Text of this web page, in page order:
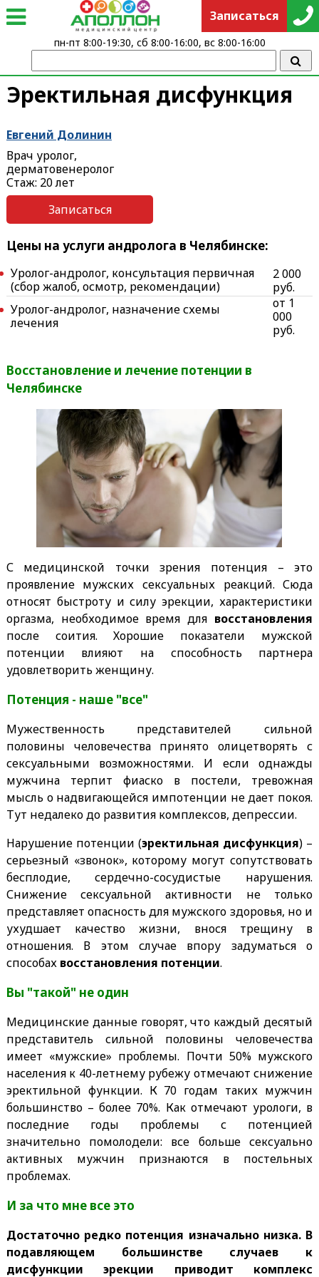
Эректильная дисфункция
Евгений Долинин
Врач уролог,
дерматовенеролог
Стаж: 20 лет
Записаться
Цены на услуги андролога в Челябинске:
Уролог-андролог, консультация первичная
(сбор жалоб, осмотр, рекомендации)
2 000
руб.
Уролог-андролог, назначение схемы
лечения
от 1
000
руб.
Восстановление и лечение потенции в
Челябинске
С медицинской точки зрения потенция – это
проявление мужских сексуальных реакций. Сюда
относят быстроту и силу эрекции, характеристики
оргазма, необходимое время для восстановления
после соития. Хорошие показатели мужской
потенции влияют на способность партнера
удовлетворить женщину.
Потенция - наше "все"
Мужественность представителей сильной
половины человечества принято олицетворять с
сексуальными возможностями. И если однажды
мужчина терпит фиаско в постели, тревожная
мысль о надвигающейся импотенции не дает покоя.
Тут недалеко до развития комплексов, депрессии.
Нарушение потенции (эректильная дисфункция) –
серьезный «звонок», которому могут сопутствовать
бесплодие, сердечно-сосудистые нарушения.
Снижение сексуальной активности не только
представляет опасность для мужского здоровья, но и
ухудшает качество жизни, внося трещину в
отношения. В этом случае впору задуматься о
способах восстановления потенции.
Вы "такой" не один
Медицинские данные говорят, что каждый десятый
представитель сильной половины человечества
имеет «мужские» проблемы. Почти 50% мужского
населения к 40-летнему рубежу отмечают снижение
эректильной функции. К 70 годам таких мужчин
большинство – более 70%. Как отмечают урологи, в
последние годы проблемы с потенцией
значительно помолодели: все больше сексуально
активных мужчин признаются в постельных
проблемах.
И за что мне все это
Достаточно редко потенция изначально низка. В
подавляющем большинстве случаев к
дисфункции эрекции приводит комплекс
Записаться
пн-пт 8:00-19:30, сб 8:00-16:00, вс 8:00-16:00